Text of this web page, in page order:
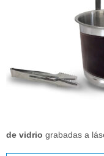
de vidrio grabadas a